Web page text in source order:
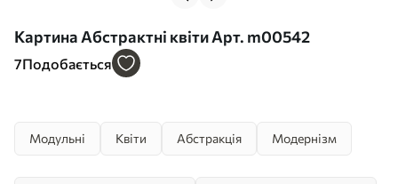
Картина Абстрактні квіти Арт. m00542
7Подобається
Модульні Квіти Абстракція Модернізм